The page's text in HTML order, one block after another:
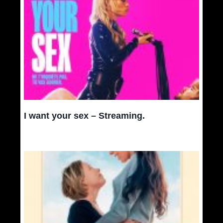
I want your sex – Streaming.